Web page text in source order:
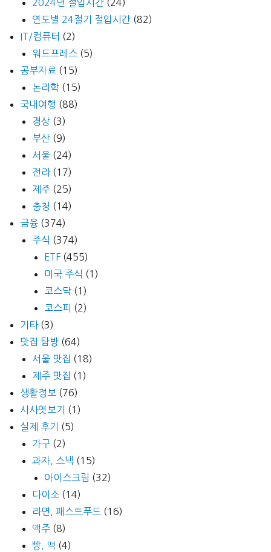
2024년 절입시간 (24)
연도별 24절기 절입시간 (82)
IT/컴퓨터 (2)
워드프레스 (5)
공부자료 (15)
논리학 (15)
국내여행 (88)
경상 (3)
부산 (9)
서울 (24)
전라(17)
제주 (25)
충청 (14)
금융 (374)
주식 (374)
ETF (455)
미국 주식 (1)
코스닥 (1)
코스피 (2)
기타(3)
맛집 탐방 (64)
서울 맛집 (18)
제주 맛집 (1)
생활정보 (76)
시사엿보기
(1)
실제 후기
(5)
가구 (2)
과자, 스낵 (15)
아이스크림 (32)
다이소 (14)
라면, 패스트푸드 (16)
맥주 (8)
빵, 떡 (4)